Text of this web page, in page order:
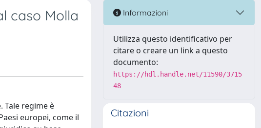
caso Molla
Tale regime è
europei, come il
Informazioni
Utilizza questo identificativo per
citare o creare un link a questo
documento:
https://hdl.handle.net/11590/3715
48
Citazioni